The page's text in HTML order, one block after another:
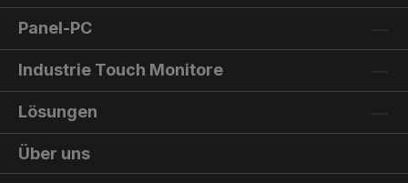
Panel-PC
Industrie Touch Monitore
Lösungen
Über uns